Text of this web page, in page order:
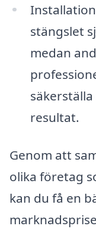
stängslet
medan
resultat.
Genom att
olika företag
kan du få en